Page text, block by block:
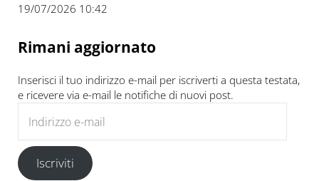
19/07/2026 10:42
Rimani aggiornato
Inserisci il tuo indirizzo e-mail per iscriverti a questa testata,
e ricevere via e-mail le notifiche di nuovi post.
Iscriviti